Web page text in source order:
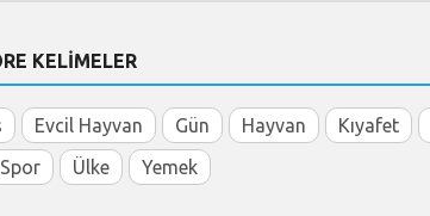
KELİMELER
Evcil Hayvan Gün Hayvan Kıyafet
Spor Ülke Yemek